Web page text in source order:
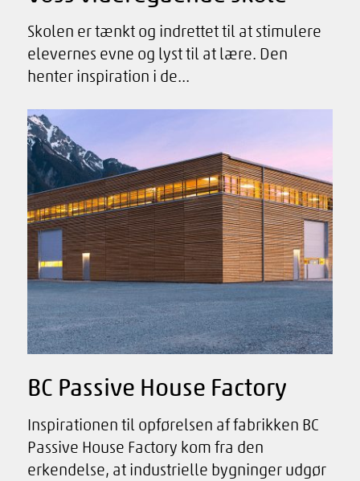
Skolen er tænkt og indrettet til at stimulere
elevernes evne og lyst til at lære. Den
henter inspiration i de...
BC Passive House Factory
Inspirationen til opførelsen af fabrikken BC
Passive House Factory kom fra den
erkendelse, at industrielle bygninger udgør